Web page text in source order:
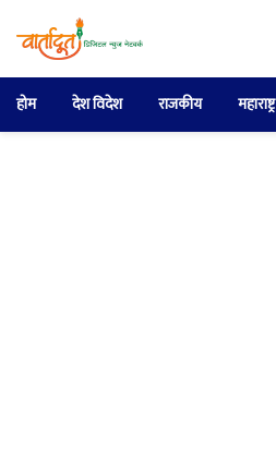
होम देश विदेश राजकीय महाराष्ट्र